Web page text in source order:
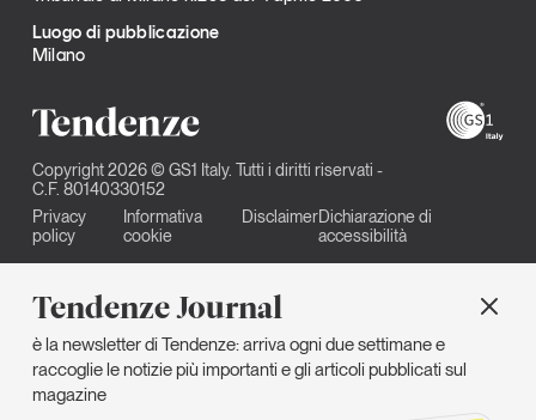
Tendenze Journal
è la newsletter di Tendenze: arriva ogni due settimane e
raccoglie le notizie più importanti e gli articoli pubblicati sul
magazine
Luogo di pubblicazione
Milano
Copyright 2026 © GS1 Italy. Tutti i diritti riservati -
C.F. 80140330152
Privacy
policy
Informativa
cookie
DisclaimerDichiarazione di
accessibilità